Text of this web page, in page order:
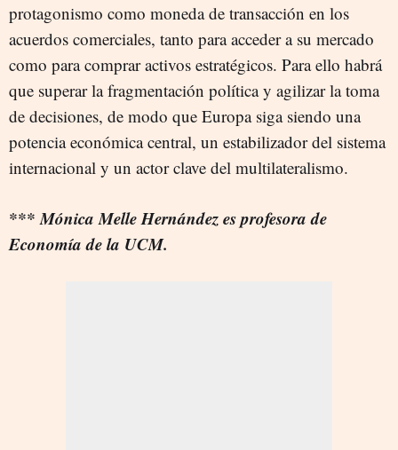
protagonismo como moneda de transacción en los
acuerdos comerciales, tanto para acceder a su mercado
como para comprar activos estratégicos. Para ello habrá
que superar la fragmentación política y agilizar la toma
de decisiones, de modo que Europa siga siendo una
potencia económica central, un estabilizador del sistema
internacional y un actor clave del multilateralismo.
*** Mónica Melle Hernández es profesora de
Economía de la UCM.